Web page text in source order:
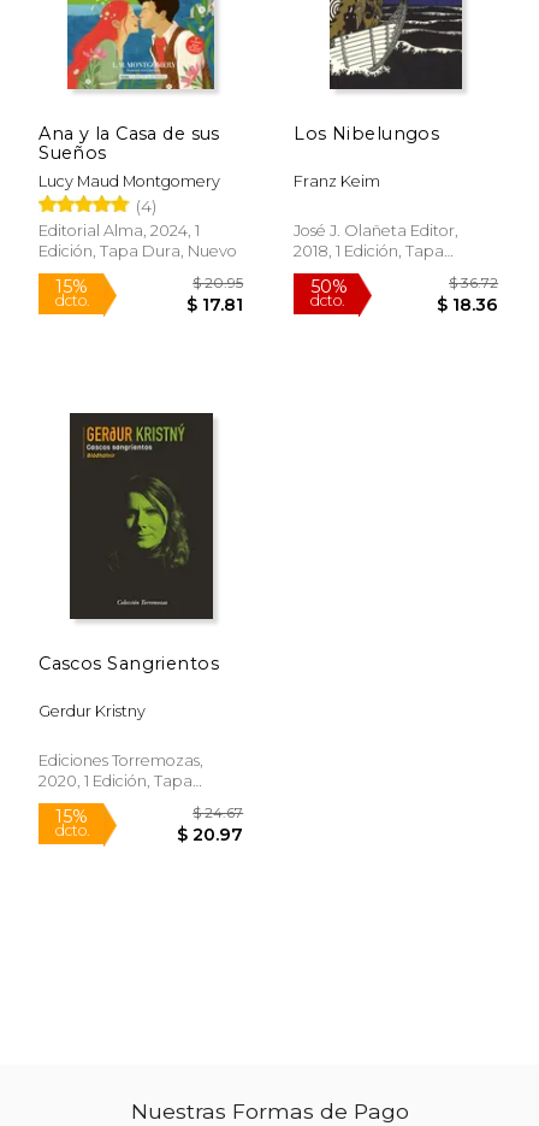
Ana y la Casa de sus
Sueños
Lucy Maud Montgomery
(4)
Editorial Alma, 2024, 1
Edición, Tapa Dura, Nuevo
15%
dcto.
Los Nibelungos
Franz Keim
José J. Olañeta Editor,
2018, 1 Edición, Tapa
Blanda, Nuevo
Cascos Sangrientos
Gerdur Kristny
Ediciones Torremozas,
2020, 1 Edición, Tapa
Blanda, Nuevo
Nuestras Formas de Pago